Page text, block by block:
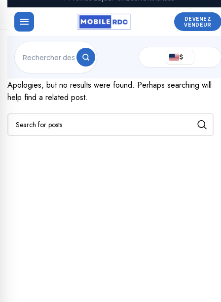
DEVENEZ
VENDEUR
$
Nothing Found
Apologies, but no results were found. Perhaps searching will
help find a related post.